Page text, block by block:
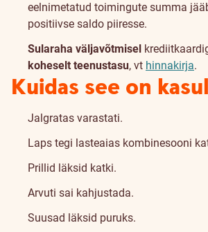
eelnimetatud toimingute summa
positiivse saldo piiresse.
Sularaha väljavõtmisel
koheselt teenustasu, vt hinnakirja.
Kindlustus
Kuidas see on
Jalgratas varastati.
Laps tegi lasteaias kombinesooni
Prillid läksid katki.
Arvuti sai kahjustada.
Suusad läksid puruks.